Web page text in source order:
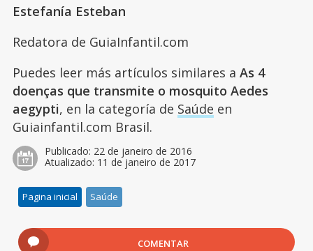
Estefanía Esteban
Redatora de GuiaInfantil.com
Puedes leer más artículos similares a As 4
doenças que transmite o mosquito Aedes
aegypti, en la categoría de Saúde en
Guiainfantil.com Brasil.
Publicado: 22 de janeiro de 2016
Atualizado: 11 de janeiro de 2017
Pagina inicial Saúde
COMENTAR